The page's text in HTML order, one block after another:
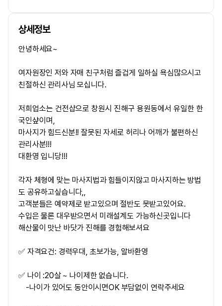
상세정보
안녕하세요~
여자원장인 저와 자매 친구처럼 즐겁게 일하실 욕심많으시고
친절하신 관리사님 모십니다.
저희업소는 건전샵으로 창원시 진해구 용원동에서 유일한 한
국인샾이며,
마사지가 힘드신분!! 잘못된 자세로 허리나 어깨가 불편하신
관리사분!!!
대환영 입니당!!!
각자 체형에 맞는 마사지법과 힘들이지않고 마사지하는 방법
도 공유하고싶습니다,,
고객분들은 예약제로 받고있으며 절반도 못받고있어요.
수입은 물론 대우받으면서 미래설계도 가능하신곳입니다
해산물이 맛난 바닷가 진해를 경험해보셔요
✅ 자격요건: 경력우대, 초보가능, 알바환영
✅ 나이 :20살 ~ 나이제한 없습니다.
-나이가 있어도 동안이시면OK 부담없이 연락주세요